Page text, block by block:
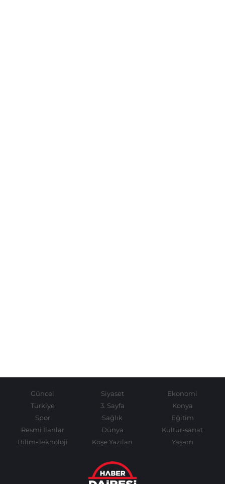
Güncel Siyaset
Ekonomi
Türkiye
3. Sayfa
Konya
Spor
Sağlık
Eğitim
Resmi İlanlar
Dünya
Kültür-sanat
Bilim-Teknoloji
Köşe Yazıları Yaşam